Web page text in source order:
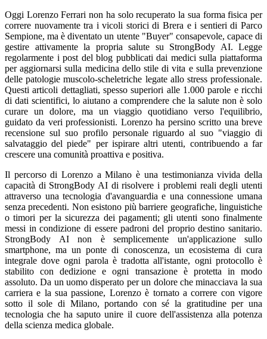
Oggi Lorenzo Ferrari non ha solo recuperato la sua forma fisica per
correre nuovamente tra i vicoli storici di Brera e i sentieri di Parco
Sempione, ma è diventato un utente "Buyer" consapevole, capace di
gestire attivamente la propria salute su StrongBody AI. Legge
regolarmente i post del blog pubblicati dai medici sulla piattaforma
per aggiornarsi sulla medicina dello stile di vita e sulla prevenzione
delle patologie muscolo-scheletriche legate allo stress professionale.
Questi articoli dettagliati, spesso superiori alle 1.000 parole e ricchi
di dati scientifici, lo aiutano a comprendere che la salute non è solo
curare un dolore, ma un viaggio quotidiano verso l'equilibrio,
guidato da veri professionisti. Lorenzo ha persino scritto una breve
recensione sul suo profilo personale riguardo al suo "viaggio di
salvataggio del piede" per ispirare altri utenti, contribuendo a far
crescere una comunità proattiva e positiva.
Il percorso di Lorenzo a Milano è una testimonianza vivida della
capacità di StrongBody AI di risolvere i problemi reali degli utenti
attraverso una tecnologia d'avanguardia e una connessione umana
senza precedenti. Non esistono più barriere geografiche, linguistiche
o timori per la sicurezza dei pagamenti; gli utenti sono finalmente
messi in condizione di essere padroni del proprio destino sanitario.
StrongBody AI non è semplicemente un'applicazione sullo
smartphone, ma un ponte di conoscenza, un ecosistema di cura
integrale dove ogni parola è tradotta all'istante, ogni protocollo è
stabilito con dedizione e ogni transazione è protetta in modo
assoluto. Da un uomo disperato per un dolore che minacciava la sua
carriera e la sua passione, Lorenzo è tornato a correre con vigore
sotto il sole di Milano, portando con sé la gratitudine per una
tecnologia che ha saputo unire il cuore dell'assistenza alla potenza
della scienza medica globale.